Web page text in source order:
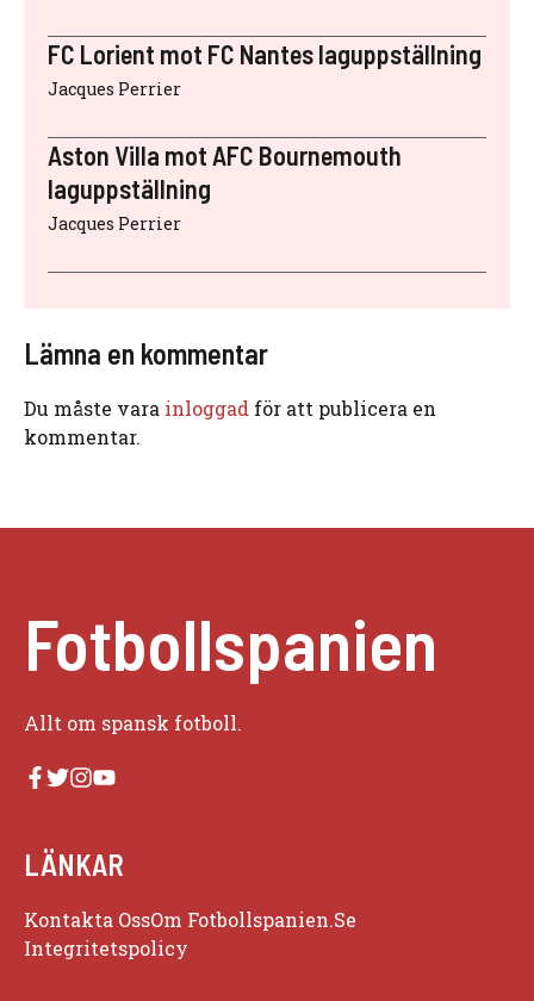
FC Lorient mot FC Nantes laguppställning
Jacques Perrier
Aston Villa mot AFC Bournemouth
laguppställning
Jacques Perrier
Lämna en kommentar
Du måste vara inloggad för att publicera en
kommentar.
Fotbollspanien
Allt om spansk fotboll.
LÄNKAR
Kontakta OssOm Fotbollspanien.se
Integritetspolicy